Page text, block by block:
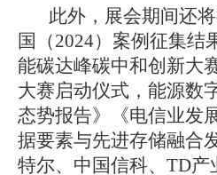
此外，展会期间还将
国（2024）案例征集结
能碳达峰碳中和创新大
大赛启动仪式，能源数
态势报告》《电信业发
据要素与先进存储融合
特尔、中国信科、TD